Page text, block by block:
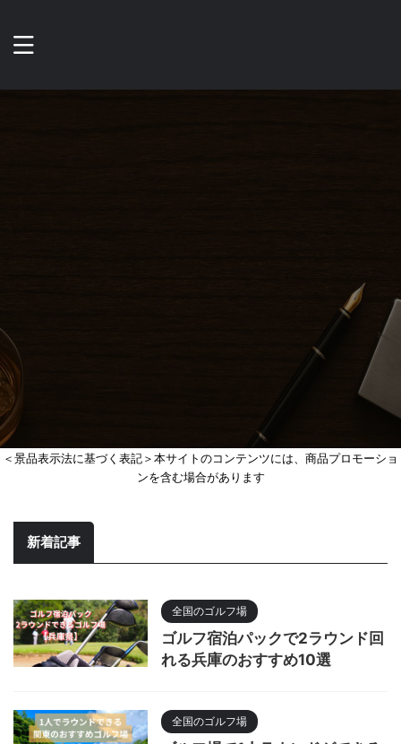
＜景品表示法に基づく表記＞本サイトのコンテンツには、商品プロモーショ
ンを含む場合があります
新着記事
全国のゴルフ場
ゴルフ宿泊パックで2ラウンド回
れる兵庫のおすすめ10選
全国のゴルフ場